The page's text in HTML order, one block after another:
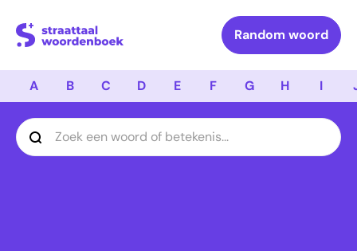
Logo Straattaal Woordenboek
Random woord
A B C D E F G H I